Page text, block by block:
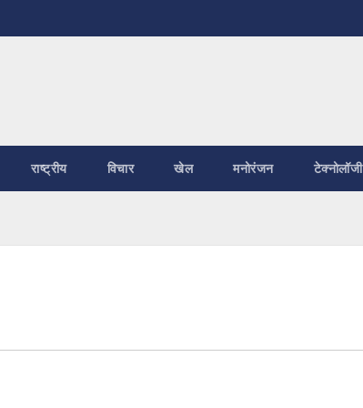
राष्ट्रीय विचार खेल मनोरंजन टेक्नोलॉजी